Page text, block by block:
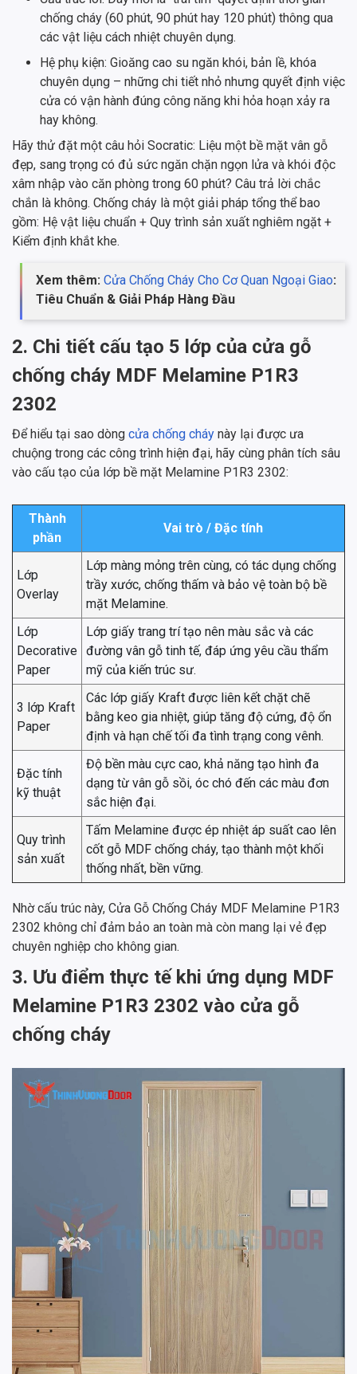
chống cháy (60 phút, 90 phút hay 120 phút) thông qua
các vật liệu cách nhiệt chuyên dụng.
Hệ phụ kiện: Gioăng cao su ngăn khói, bản lề, khóa
chuyên dụng – những chi tiết nhỏ nhưng quyết định việc
cửa có vận hành đúng công năng khi hỏa hoạn xảy ra
hay không.
Hãy thử đặt một câu hỏi Socratic: Liệu một bề mặt vân gỗ
đẹp, sang trọng có đủ sức ngăn chặn ngọn lửa và khói độc
xâm nhập vào căn phòng trong 60 phút? Câu trả lời chắc
chắn là không. Chống cháy là một giải pháp tổng thể bao
gồm: Hệ vật liệu chuẩn + Quy trình sản xuất nghiêm ngặt +
Kiểm định khắt khe.
Xem thêm: Cửa Chống Cháy Cho Cơ Quan Ngoại Giao:
Tiêu Chuẩn & Giải Pháp Hàng Đầu
2. Chi tiết cấu tạo 5 lớp của cửa gỗ
chống cháy MDF Melamine P1R3
2302
Để hiểu tại sao dòng cửa chống cháy này lại được ưa
chuộng trong các công trình hiện đại, hãy cùng phân tích sâu
vào cấu tạo của lớp bề mặt Melamine P1R3 2302:
Thành
phần
Vai trò / Đặc tính
Lớp
Overlay
Lớp màng mỏng trên cùng, có tác dụng chống
trầy xước, chống thấm và bảo vệ toàn bộ bề
mặt Melamine.
Lớp
Decorative
Paper
Lớp giấy trang trí tạo nên màu sắc và các
đường vân gỗ tinh tế, đáp ứng yêu cầu thẩm
mỹ của kiến trúc sư.
3 lớp Kraft
Paper
Các lớp giấy Kraft được liên kết chặt chẽ
bằng keo gia nhiệt, giúp tăng độ cứng, độ ổn
định và hạn chế tối đa tình trạng cong vênh.
Đặc tính
kỹ thuật
Độ bền màu cực cao, khả năng tạo hình đa
dạng từ vân gỗ sồi, óc chó đến các màu đơn
sắc hiện đại.
Quy trình
sản xuất
Tấm Melamine được ép nhiệt áp suất cao lên
cốt gỗ MDF chống cháy, tạo thành một khối
thống nhất, bền vững.
Nhờ cấu trúc này, Cửa Gỗ Chống Cháy MDF Melamine P1R3
2302 không chỉ đảm bảo an toàn mà còn mang lại vẻ đẹp
chuyên nghiệp cho không gian.
3. Ưu điểm thực tế khi ứng dụng MDF
Melamine P1R3 2302 vào cửa gỗ
chống cháy